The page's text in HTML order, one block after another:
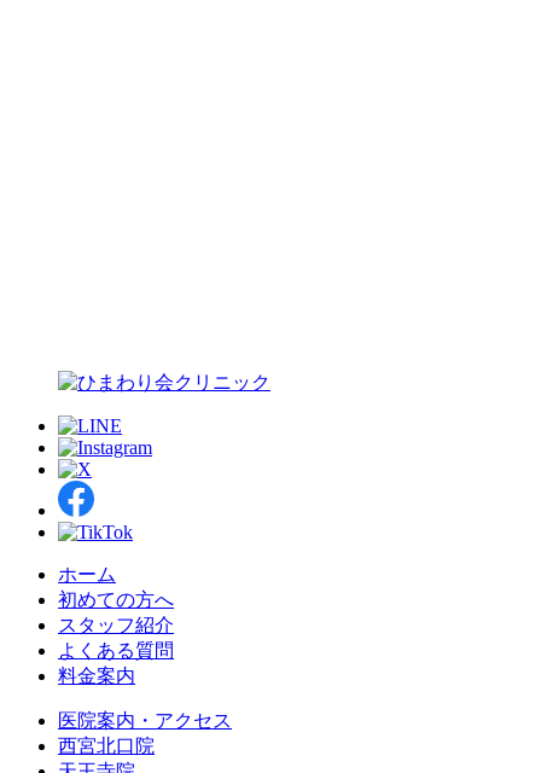
ホーム
初めての方へ
スタッフ紹介
よくある質問
料金案内
医院案内・アクセス
西宮北口院